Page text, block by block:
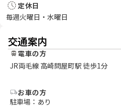
定休日
毎週火曜日・水曜日
交通案内
電車の方
JR両毛線 高崎問屋町駅 徒歩1分
お車の方
駐車場：あり